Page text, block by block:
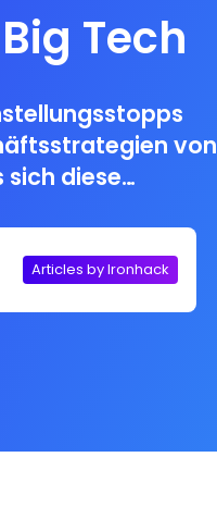
Tech
von
sich diese
Articles by Ironhack